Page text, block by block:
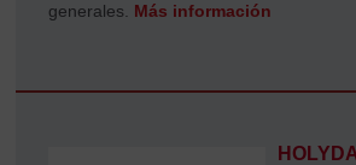
generales. Más información